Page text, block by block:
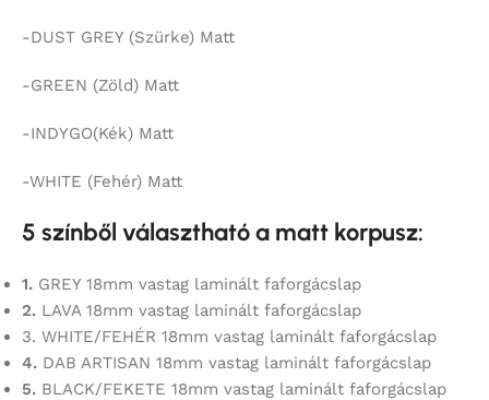
-DUST GREY (Szürke) Matt
-GREEN (Zöld) Matt
-INDYGO(Kék) Matt
-WHITE (Fehér) Matt
5 színből választható a matt korpusz:
1. GREY 18mm vastag laminált faforgácslap
2. LAVA 18mm vastag laminált faforgácslap
3. WHITE/FEHÉR 18mm vastag laminált faforgácslap
4. DAB ARTISAN 18mm vastag laminált faforgácslap
5. BLACK/FEKETE 18mm vastag laminált faforgácslap